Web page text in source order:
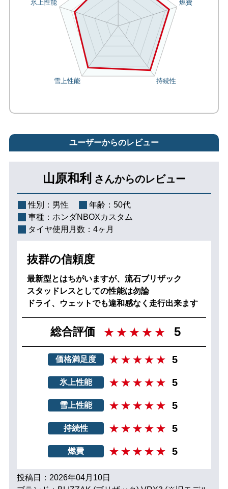
ユーザーからのレビュー
山原和利 さんからのレビュー
性別： 男性 年齢： 50代
車種： ホンダNBOXカスタム
タイヤ使用月数： 4ヶ月
抜群の信頼度
最新型とはちがいますが、流石ブリザック
スタッドレスとしての性能は勿論
ドライ、ウェットでも違和感なく走行出来ます
総合評価 5
価格満足度 5
氷上性能 5
雪上性能 5
持続性 5
燃費 5
投稿日：2026年04月10日